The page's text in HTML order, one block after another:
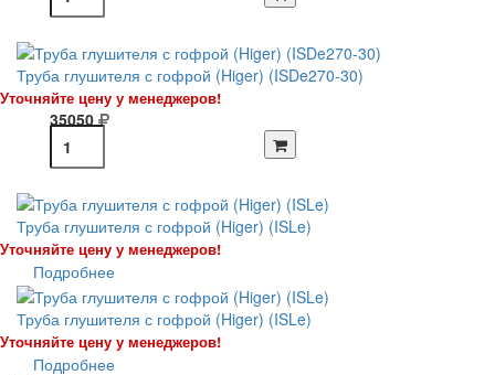
Труба глушителя с гофрой (Higer) (ISDe270-30)
Уточняйте цену у менеджеров!
35050
Труба глушителя с гофрой (Higer) (ISLe)
Уточняйте цену у менеджеров!
Подробнее
Труба глушителя с гофрой (Higer) (ISLe)
Уточняйте цену у менеджеров!
Подробнее